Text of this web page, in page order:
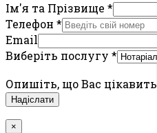
Ім'я та Прізвище *
Телефон *
Email
Виберіть послугу *
Опишіть, що Вас цікавить
Надіслати
×